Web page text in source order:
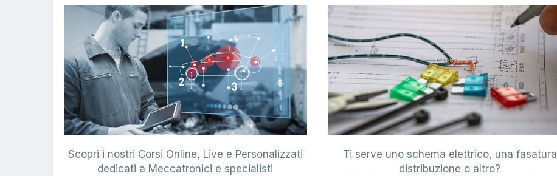
Scopri i nostri Corsi Online, Live e Personalizzati
dedicati a Meccatronici e specialisti
Ti serve uno schema elettrico, una fasatura
distribuzione o altro?